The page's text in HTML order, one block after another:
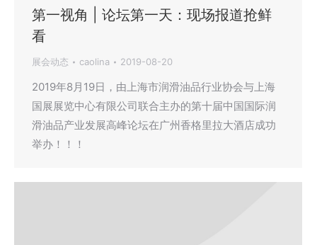
第一视角 | 论坛第一天：现场报道抢鲜
看
展会动态 caolina 2019-08-20
2019年8月19日，由上海市润滑油品行业协会与上海
国展展览中心有限公司联合主办的第十届中国国际润
滑油品产业发展高峰论坛在广州香格里拉大酒店成功
举办！！！